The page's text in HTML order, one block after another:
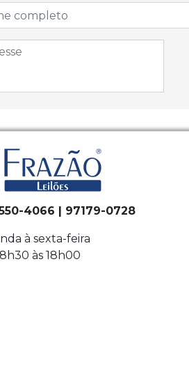
4066 | 97179-0728
à sexta-feira
às 18h00